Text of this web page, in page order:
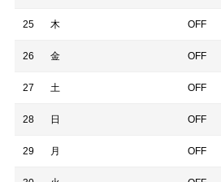
25 木 OFF
26 金 OFF
27 土 OFF
28 日 OFF
29 月 OFF